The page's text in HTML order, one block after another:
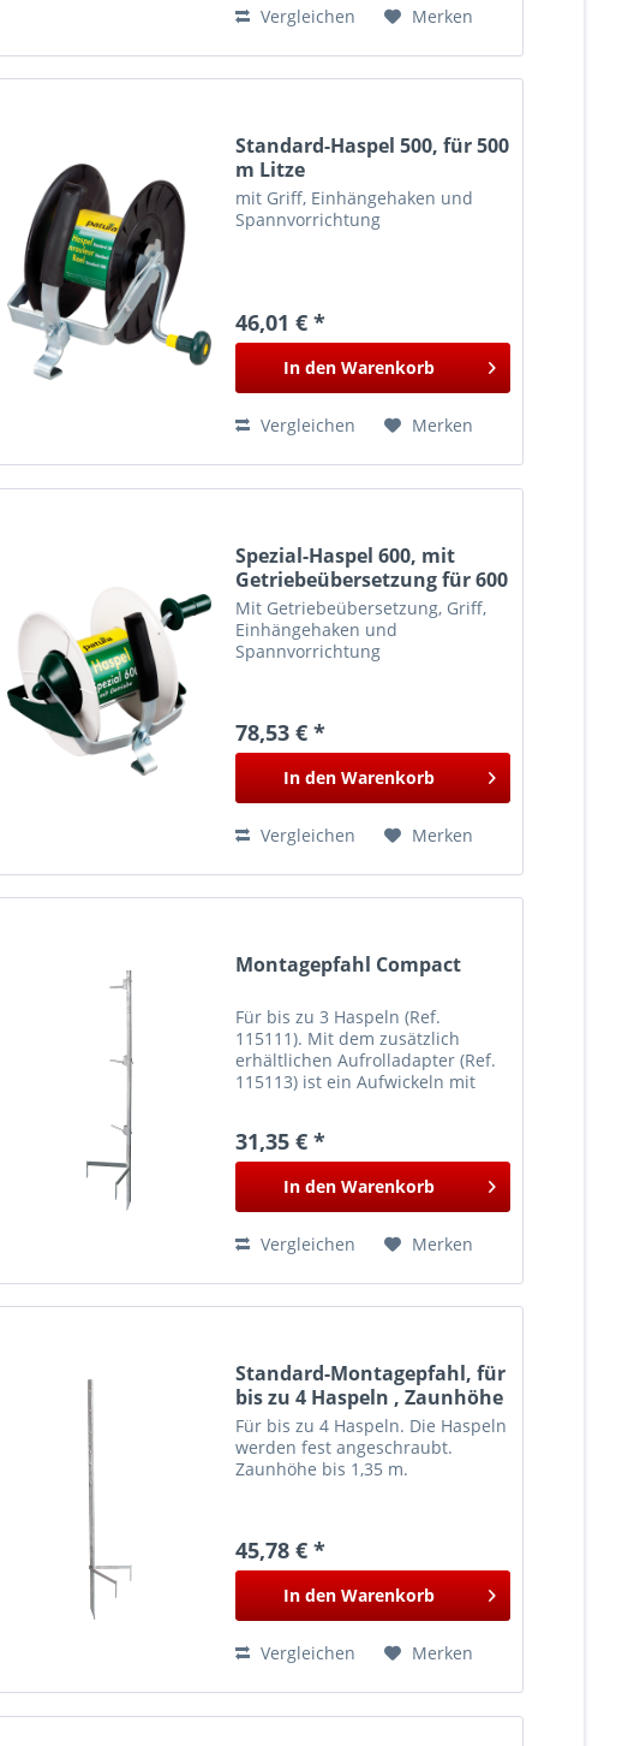
Vergleichen Merken
Standard-Haspel 500, für 500
m Litze
mit Griff, Einhängehaken und
Spannvorrichtung
46,01 € *
In den Warenkorb
Vergleichen Merken
Spezial-Haspel 600, mit
Getriebeübersetzung für 600
m Litze
Mit Getriebeübersetzung, Griff,
Einhängehaken und
Spannvorrichtung
78,53 € *
In den Warenkorb
Vergleichen Merken
Montagepfahl Compact
Für bis zu 3 Haspeln (Ref.
115111). Mit dem zusätzlich
erhältlichen Aufrolladapter (Ref.
115113) ist ein Aufwickeln mit
31,35 € *
In den Warenkorb
Vergleichen Merken
Standard-Montagepfahl, für
bis zu 4 Haspeln , Zaunhöhe
bis 1,35 m
Für bis zu 4 Haspeln. Die Haspeln
werden fest angeschraubt.
Zaunhöhe bis 1,35 m.
45,78 € *
In den Warenkorb
Vergleichen Merken